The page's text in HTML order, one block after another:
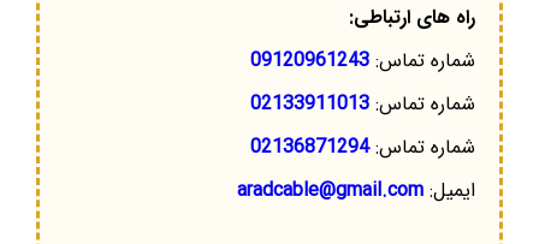
راه های ارتباطی:
شماره تماس: 09120961243
شماره تماس: 02133911013
شماره تماس:02136871294
ایمیل: aradcable@gmail.com